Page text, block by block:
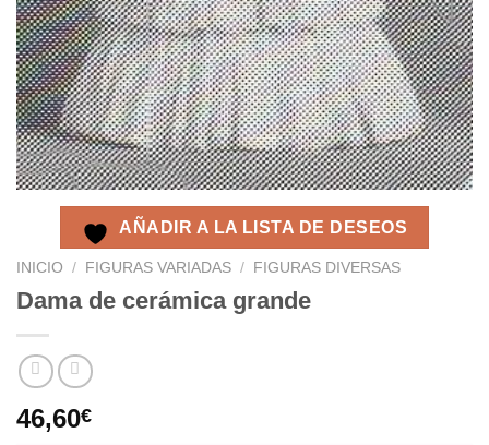
AÑADIR A LA LISTA DE DESEOS
INICIO / FIGURAS VARIADAS / FIGURAS DIVERSAS
Dama de cerámica grande
46,60€